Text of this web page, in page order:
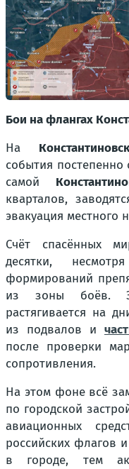
Бои на флангах
На
события
самой
кварталов,
эвакуация местного
Счёт спасённых
десятки,
формирований
из зоны боёв.
растягивается на
из подвалов и
после проверки
сопротивления.
На этом фоне всё
по городской
авиационных
российских флагов
в городе, тем